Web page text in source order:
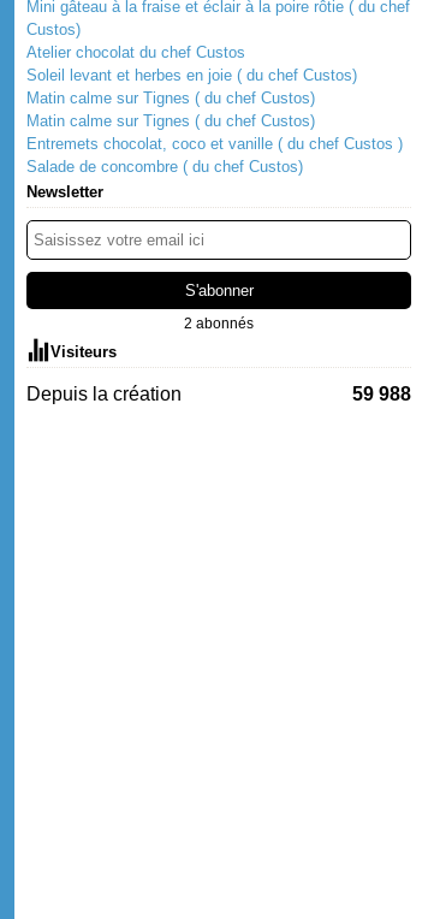
Mini gâteau à la fraise et éclair à la poire rôtie ( du chef
Custos)
Atelier chocolat du chef Custos
Soleil levant et herbes en joie ( du chef Custos)
Matin calme sur Tignes ( du chef Custos)
Matin calme sur Tignes ( du chef Custos)
Entremets chocolat, coco et vanille ( du chef Custos )
Salade de concombre ( du chef Custos)
Newsletter
2 abonnés
Visiteurs
Depuis la création 59 988